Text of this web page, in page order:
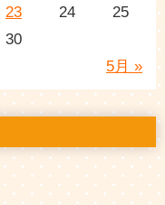
5月 »
23 24
25
30